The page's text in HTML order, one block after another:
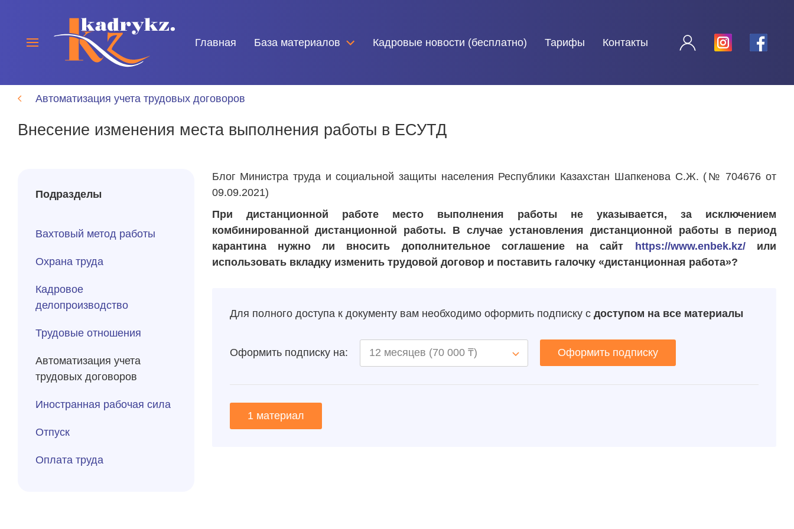
Главная База материалов Кадровые новости (бесплатно) Тарифы Контакты
Автоматизация учета трудовых договоров
Внесение изменения места выполнения работы в ЕСУТД
Подразделы
Вахтовый метод работы
Охрана труда
Кадровое
делопроизводство
Трудовые отношения
Автоматизация учета
трудовых договоров
Иностранная рабочая сила
Отпуск
Оплата труда
Блог Министра труда и социальной защиты населения Республики Казахстан Шапкенова С.Ж. (№ 704676 от
09.09.2021)
При дистанционной работе место выполнения работы не указывается, за исключением
комбинированной дистанционной работы. В случае установления дистанционной работы в период
карантина нужно ли вносить дополнительное соглашение на сайт https://www.enbek.kz/или
использовать вкладку изменить трудовой договор и поставить галочку «дистанционная работа»?
Для полного доступа к документу вам необходимо оформить подписку с доступом на все материалы
Оформить подписку на: Оформить подписку
1 материал